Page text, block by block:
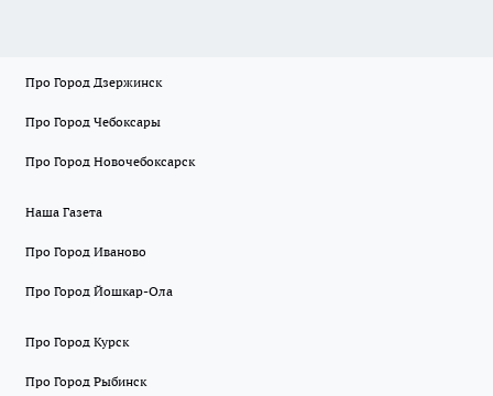
Про Город Дзержинск
Про Город Чебоксары
Про Город Новочебоксарск
Наша Газета
Про Город Иваново
Про Город Йошкар-Ола
Про Город Курск
Про Город Рыбинск